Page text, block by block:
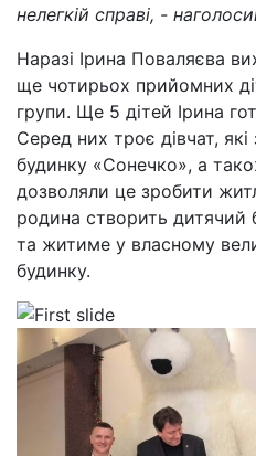
нелегкій справі, -
Наразі Ірина Поваляєва
ще чотирьох прийомних
групи. Ще 5 дітей Ірина
Серед них троє дівчат,
будинку «Сонечко», а
дозволяли це зробити
родина створить дитячий
та житиме у власному
будинку.